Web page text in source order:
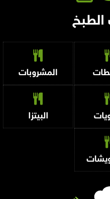
المشروبات
البيتزا